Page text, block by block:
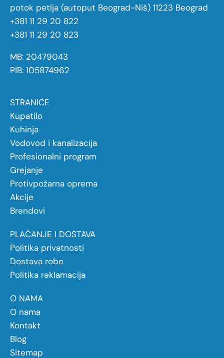
potok petlja (autoput Beograd-Niš) 11223 Beograd
+381 11 29 20 822
+381 11 29 20 823
MB: 20479043
PIB: 105874962
STRANICE
Kupatilo
Kuhinja
Vodovod i kanalizacija
Profesionalni program
Grejanje
Protivpožarna oprema
Akcije
Brendovi
PLAĆANJE I DOSTAVA
Politika privatnosti
Dostava robe
Politika reklamacija
O NAMA
O nama
Kontakt
Blog
Sitemap